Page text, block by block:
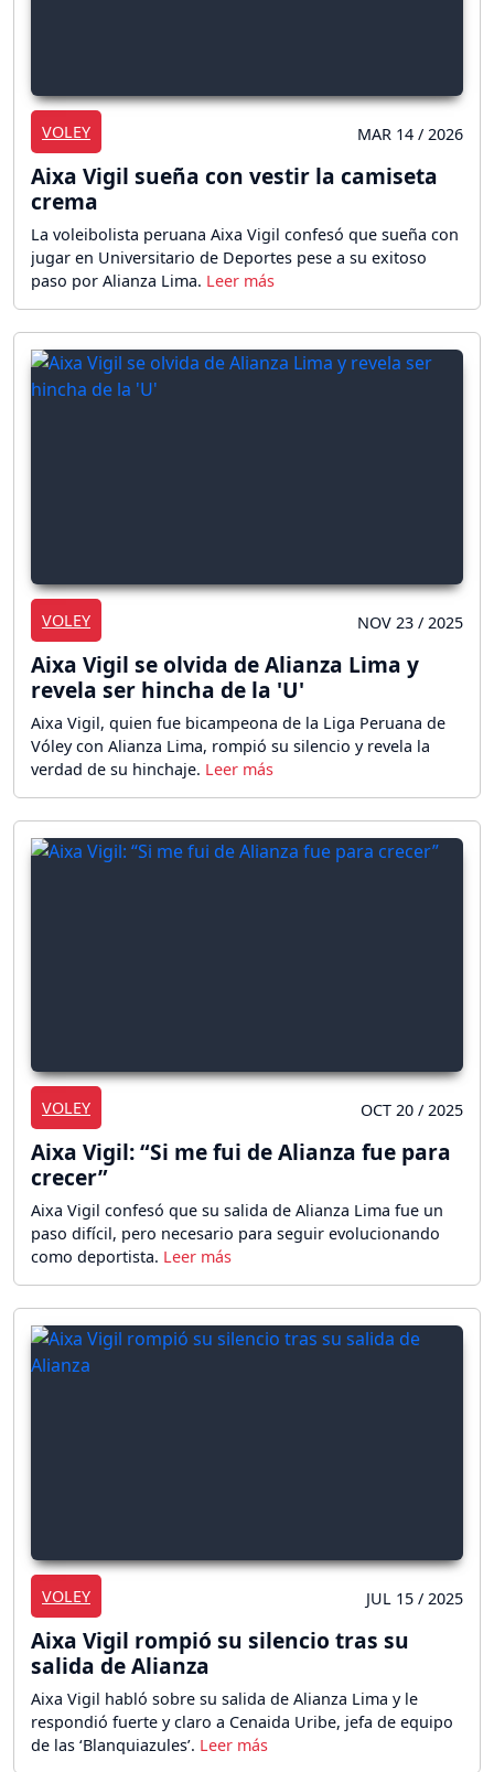
VOLEY MAR 14 / 2026
Aixa Vigil sueña con vestir la camiseta
crema
La voleibolista peruana Aixa Vigil confesó que sueña con
jugar en Universitario de Deportes pese a su exitoso
paso por Alianza Lima.
VOLEY NOV 23 / 2025
Aixa Vigil se olvida de Alianza Lima y
revela ser hincha de la 'U'
Aixa Vigil, quien fue bicampeona de la Liga Peruana de
Vóley con Alianza Lima, rompió su silencio y revela la
verdad de su hinchaje.
VOLEY OCT 20 / 2025
Aixa Vigil: “Si me fui de Alianza fue para
crecer”
Aixa Vigil confesó que su salida de Alianza Lima fue un
paso difícil, pero necesario para seguir evolucionando
como deportista.
VOLEY JUL 15 / 2025
Aixa Vigil rompió su silencio tras su
salida de Alianza
Aixa Vigil habló sobre su salida de Alianza Lima y le
respondió fuerte y claro a Cenaida Uribe, jefa de equipo
de las ‘Blanquiazules’.